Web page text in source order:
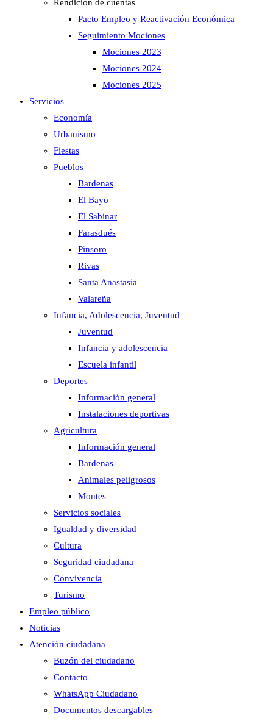
Rendición de cuentas
Pacto Empleo y Reactivación Económica
Seguimiento Mociones
Mociones 2023
Mociones 2024
Mociones 2025
Servicios
Economía
Urbanismo
Fiestas
Pueblos
Bardenas
El Bayo
El Sabinar
Farasdués
Pinsoro
Rivas
Santa Anastasia
Valareña
Infancia, Adolescencia, Juventud
Juventud
Infancia y adolescencia
Escuela infantil
Deportes
Información general
Instalaciones deportivas
Agricultura
Información general
Bardenas
Animales peligrosos
Montes
Servicios sociales
Igualdad y diversidad
Cultura
Seguridad ciudadana
Convivencia
Turismo
Empleo público
Noticias
Atención ciudadana
Buzón del ciudadano
Contacto
WhatsApp Ciudadano
Documentos descargables